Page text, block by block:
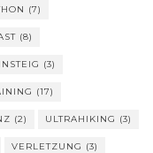
(7)
(8)
(3)
(17)
(2) ULTRAHIKING (3)
VERLETZUNG (3)